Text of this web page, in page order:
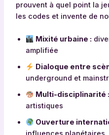
prouvent à quel point la
les codes et invente de
Mixité urbaine :
amplifiée
Dialoque entre
underground et
Multi-disciplinarité :
artistiques
Ouverture